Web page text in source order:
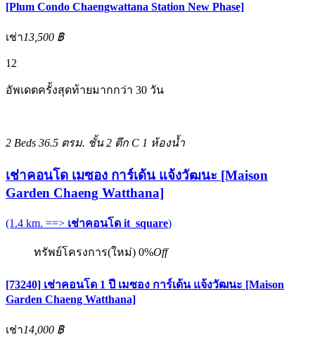
[Plum Condo Chaengwattana Station New Phase]
เช่า13,500 ฿
12
อัพเดตครั้งสุดท้ายมากกว่า 30 วัน
2 Beds 36.5 ตรม. ชั้น 2 ตึก C 1 ห้องน้ำ
เช่าคอนโด เมซอง การ์เด้น แจ้งวัฒนะ [Maison
Garden Chaeng Watthana]
(1.4 km. ==> เช่าคอนโด it_square)
ทรัพย์โครงการ(ใหม่) 0%Off
[73240] เช่าคอนโด 1 ปี เมซอง การ์เด้น แจ้งวัฒนะ [Maison
Garden Chaeng Watthana]
เช่า14,000 ฿